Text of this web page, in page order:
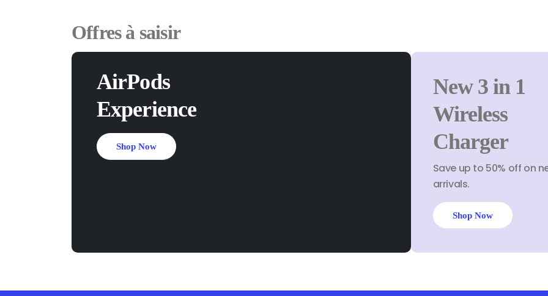
Offres à saisir
AirPods
Experience
Shop Now
New 3 in 1
Wireless
Charger
Save up to 50% off on
arrivals.
Shop Now